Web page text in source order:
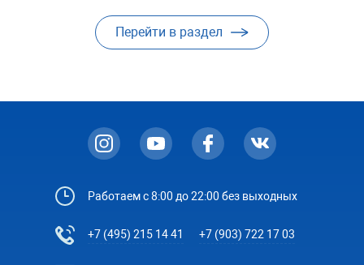
Перейти в раздел
Работаем с 8:00 до 22:00 без выходных
+7 (495) 215 14 41 +7 (903) 722 17 03